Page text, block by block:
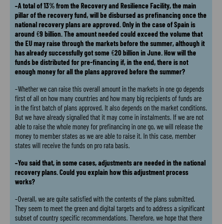
–A total of 13% from the Recovery and Resilience Facility, the main
pillar of the recovery fund, will be disbursed as prefinancing once the
national recovery plans are approved. Only in the case of Spain is
around €9 billion. The amount needed could exceed the volume that
the EU may raise through the markets before the summer, although it
has already successfully got some €20 billion in June. How will the
funds be distributed for pre-financing if, in the end, there is not
enough money for all the plans approved before the summer?
–Whether we can raise this overall amount in the markets in one go depends
first of all on how many countries and how many big recipients of funds are
in the first batch of plans approved. It also depends on the market conditions.
But we have already signalled that it may come in instalments. If we are not
able to raise the whole money for prefinancing in one go, we will release the
money to member states as we are able to raise it. In this case, member
states will receive the funds on pro rata basis.
–You said that, in some cases, adjustments are needed in the national
recovery plans. Could you explain how this adjustment process
works?
–Overall, we are quite satisfied with the contents of the plans submitted.
They seem to meet the green and digital targets and to address a significant
subset of country specific recommendations. Therefore, we hope that there